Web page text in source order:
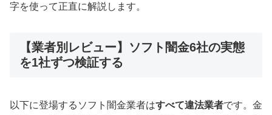
字を使って正直に解説します。
【業者別レビュー】ソフト闇金6社の実態
を1社ずつ検証する
以下に登場するソフト闇金業者はすべて違法業者です。金